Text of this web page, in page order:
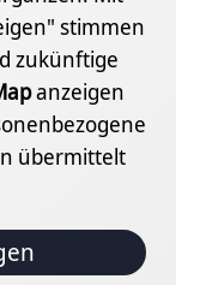
stimmen
zukünftige
anzeigen
übermittelt